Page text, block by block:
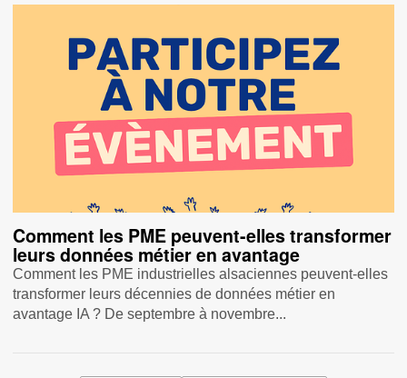
Comment les PME peuvent-elles transformer
leurs données métier en avantage
Comment les PME industrielles alsaciennes peuvent-elles
transformer leurs décennies de données métier en
avantage IA ? De septembre à novembre...